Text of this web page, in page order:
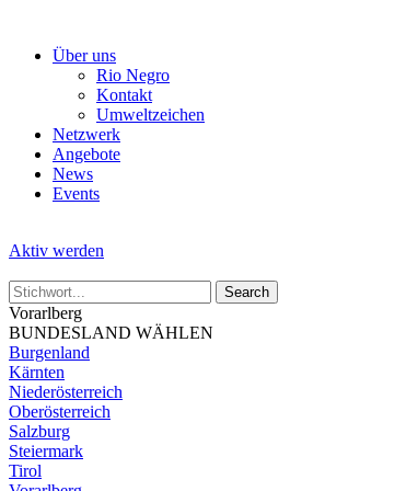
Über uns
Rio Negro
Kontakt
Umweltzeichen
Netzwerk
Angebote
News
Events
Aktiv werden
Vorarlberg
BUNDESLAND WÄHLEN
Burgenland
Kärnten
Niederösterreich
Oberösterreich
Salzburg
Steiermark
Tirol